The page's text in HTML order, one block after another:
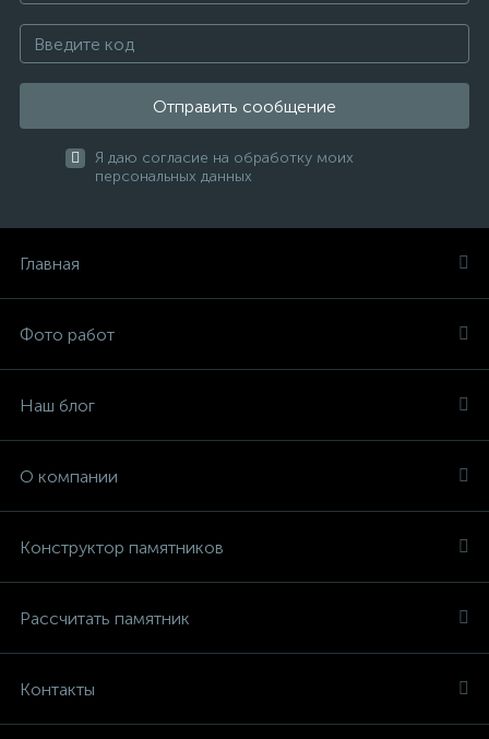
Отправить сообщение
Я даю согласие на обработку моих
персональных данных
Главная
Фото работ
Наш блог
О компании
Конструктор памятников
Рассчитать памятник
Контакты